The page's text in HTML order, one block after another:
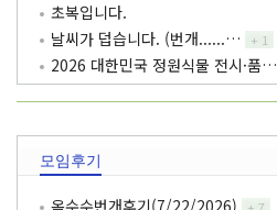
초복입니다.
날씨가 덥습니다. (번개......…
+ 1
2026 대한민국 정원식물 전시·품…
모임후기